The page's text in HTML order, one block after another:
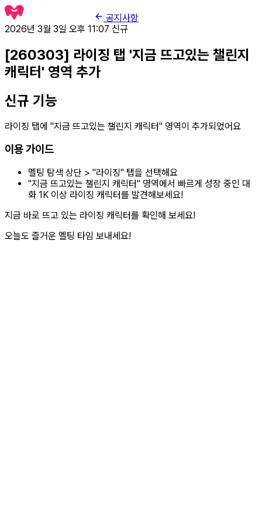
공지사항
2026년 3월 3일 오후 11:07 신규
[260303] 라이징 탭 '지금 뜨고있는 챌린지
캐릭터' 영역 추가
신규 기능
라이징 탭에 "지금 뜨고있는 챌린지 캐릭터" 영역이 추가되었어요
이용 가이드
멜팅 탐색 상단 > "라이징" 탭을 선택해요
"지금 뜨고있는 챌린지 캐릭터" 영역에서 빠르게 성장 중인 대
화 1K 이상 라이징 캐릭터를 발견해보세요!
지금 바로 뜨고 있는 라이징 캐릭터를 확인해 보세요!
오늘도 즐거운 멜팅 타임 보내세요!